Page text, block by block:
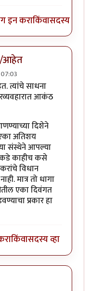
इन कराकिंवासदस्य व्हा
आहेत
गामा पैलवान
त्यांचे साधना
आकंठ
दिशेने
अतिशय
संस्थेने आपल्या
काहीच कसे
विधान
मात्र तो धागा
एका दिवंगत
प्रकार हा
किंवासदस्य व्हा